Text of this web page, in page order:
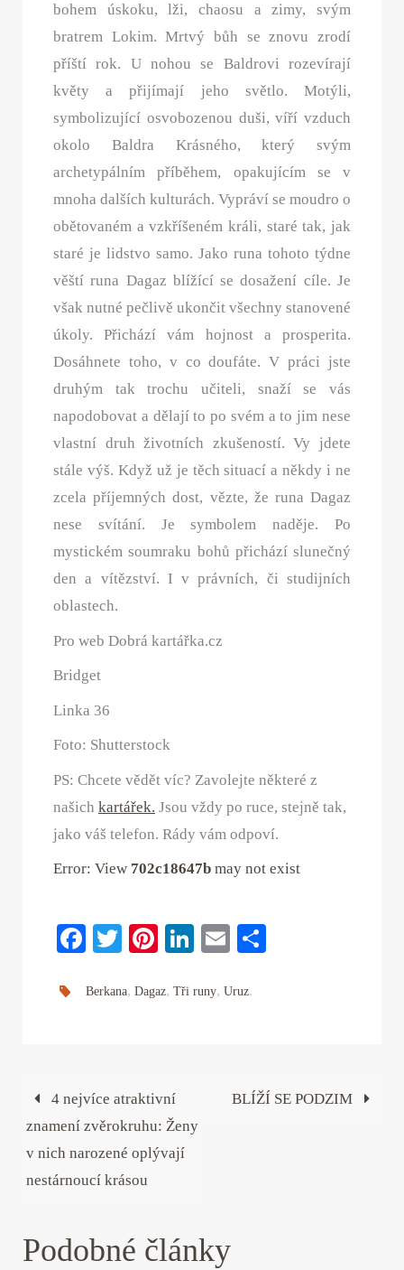
bohem úskoku, lži, chaosu a zimy, svým
bratrem Lokim. Mrtvý bůh se znovu zrodí
příští rok. U nohou se Baldrovi rozevírají
květy a přijímají jeho světlo. Motýli,
symbolizující osvobozenou duši, víří vzduch
okolo Baldra Krásného, který svým
archetypálním příběhem, opakujícím se v
mnoha dalších kulturách. Vypráví se moudro o
obětovaném a vzkříšeném králi, staré tak, jak
staré je lidstvo samo. Jako runa tohoto týdne
věští runa Dagaz blížící se dosažení cíle. Je
však nutné pečlivě ukončit všechny stanovené
úkoly. Přichází vám hojnost a prosperita.
Dosáhnete toho, v co doufáte. V práci jste
druhým tak trochu učiteli, snaží se vás
napodobovat a dělají to po svém a to jim nese
vlastní druh životních zkušeností. Vy jdete
stále výš. Když už je těch situací a někdy i ne
zcela příjemných dost, vězte, že runa Dagaz
nese svítání. Je symbolem naděje. Po
mystickém soumraku bohů přichází slunečný
den a vítězství. I v právních, či studijních
oblastech.
Pro web Dobrá kartářka.cz
Bridget
Linka 36
Foto: Shutterstock
PS: Chcete vědět víc? Zavolejte některé z
našich kartářek. Jsou vždy po ruce, stejně tak,
jako váš telefon. Rády vám odpoví.
Error: View 702c18647b may not exist
Fa
bo
T
tte
Pi
er
Li
ed
E
ail
Berkana, Dagaz, Tři runy, Uruz.
4 nejvíce atraktivní
znamení zvěrokruhu: Ženy
v nich narozené oplývají
nestárnoucí krásou
BLÍŽÍ SE PODZIM
Podobné články